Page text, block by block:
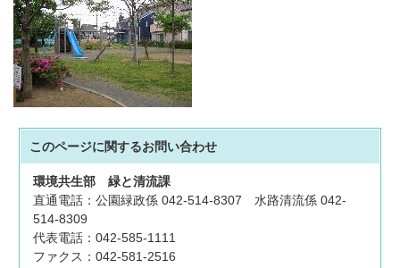
このページに関するお問い合わせ
環境共生部緑と清流課
直通電話：公園緑政係 042-514-8307 水路清流係 042-
514-8309
代表電話：042-585-1111
ファクス：042-581-2516